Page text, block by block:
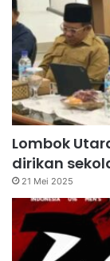
Lombok
dirikan
21 Mei 2025